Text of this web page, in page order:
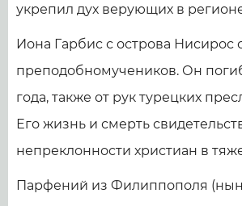
укрепил дух верующих в
Иона Гарбис с острова Нисирос
преподобномучеников. Он
года, также от рук турецких
Его жизнь и смерть
непреклонности христиан в
Парфений из Филиппополя